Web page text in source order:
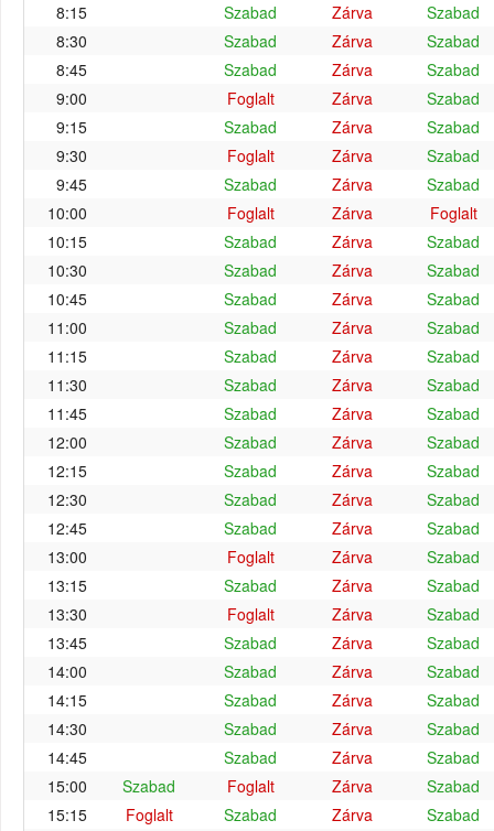
8:15
Szabad Zárva
Szabad
8:30
Szabad Zárva
Szabad
8:45
Szabad Zárva
Szabad
9:00
Foglalt Zárva
Szabad
9:15
Szabad Zárva
Szabad
9:30
Foglalt Zárva
Szabad
9:45
Szabad Zárva
Szabad
10:00
Foglalt Zárva
Foglalt
10:15
Szabad Zárva
Szabad
10:30
Szabad Zárva
Szabad
10:45
Szabad Zárva
Szabad
11:00
Szabad Zárva
Szabad
11:15
Szabad Zárva
Szabad
11:30
Szabad Zárva
Szabad
11:45
Szabad Zárva
Szabad
12:00
Szabad Zárva
Szabad
12:15
Szabad Zárva
Szabad
12:30
Szabad Zárva
Szabad
12:45
Szabad Zárva
Szabad
13:00
Foglalt Zárva
Szabad
13:15
Szabad Zárva
Szabad
13:30
Foglalt Zárva
Szabad
13:45
Szabad Zárva
Szabad
14:00
Szabad Zárva
Szabad
14:15
Szabad Zárva
Szabad
14:30
Szabad Zárva
Szabad
14:45
Szabad Zárva
Szabad
15:00
Szabad Foglalt Zárva
Szabad
15:15
Foglalt Szabad Zárva
Szabad